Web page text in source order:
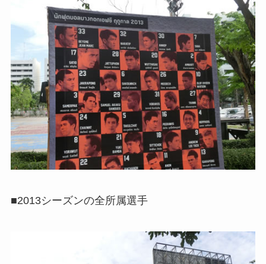
■2013シーズンの全所属選手